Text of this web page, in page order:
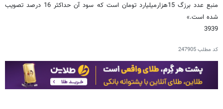
منبع عدد برزگ 15هزارمیلیارد تومان است که سود آن حداکثر 16 درصد تصویب
شده است.»
3939
کد مطلب247905